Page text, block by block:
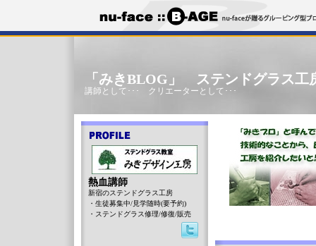
「みきBLOG」 ステンドグラス工
講師として･･･ クリエーターとして･･･
熱血講師
新宿のステンドグラス工房
・生徒募集中/見学随時(要予約)
・ステンドグラス修理/修復/販売